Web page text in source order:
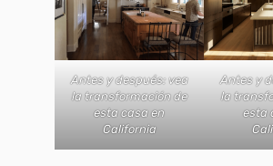
Antes y después: vea
la transformación de
esta casa en
California
Antes y
la
esta